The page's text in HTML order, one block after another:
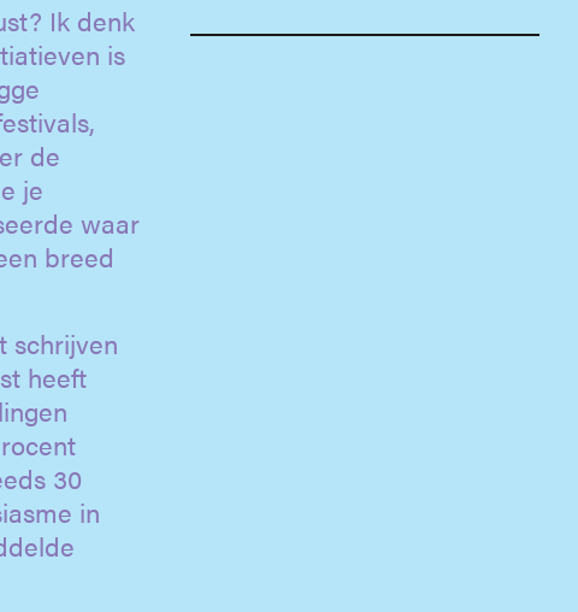
Ik denk
is
de
je
waar
breed
schrijven
heeft
30
in